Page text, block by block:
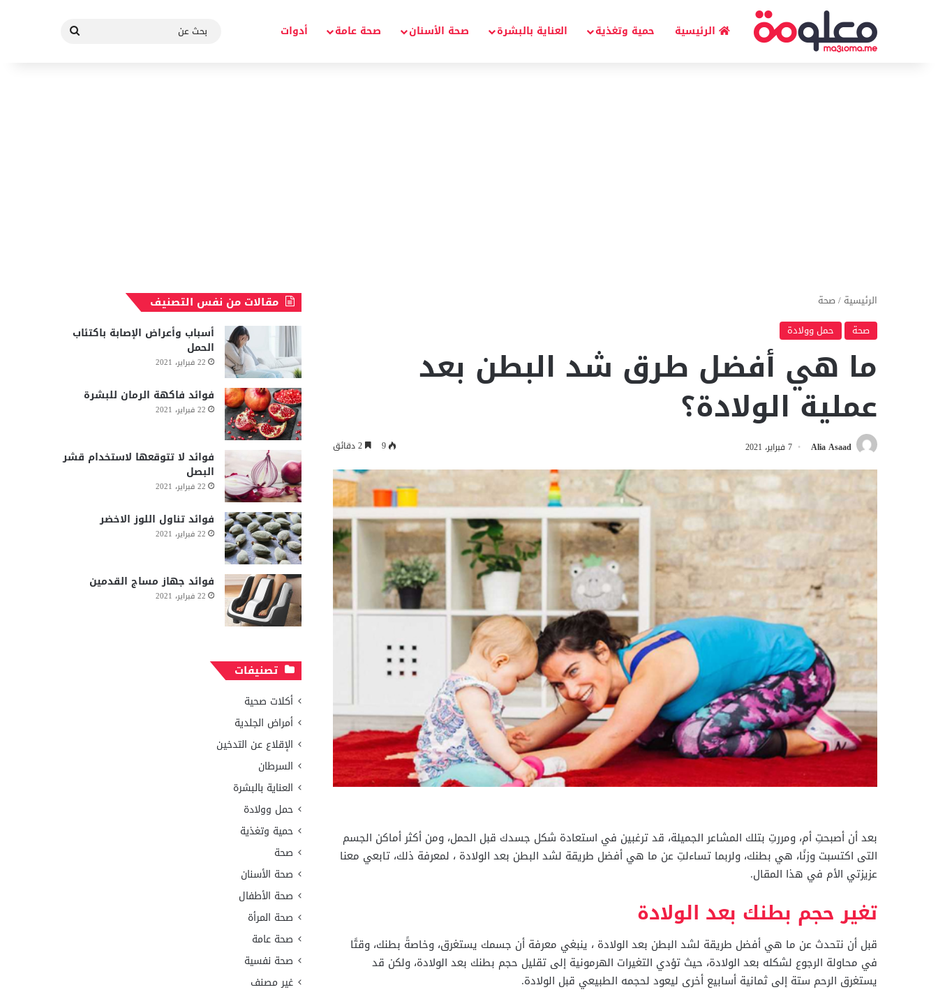
الرئيسية حمية وتغذية العناية بالبشرة صحة الأسنان صحة عامة أدوات
بحث
الرئيسية /صحة
صحة
حمل وولادة
ما هي أفضل طرق شد البطن بعد
عملية الولادة؟
Alia Asaad 7 فبراير، 2021 9
بعد أن أصبحتِ أم، ومررتِ بتلك المشاعر الجميلة، قد ترغبين في استعادة شكل جسدك قبل الحمل، ومن أكثر أماكن الجسم
التى اكتسبت وزنًا، هي بطنك، ولربما تساءلتِ عن ما هي أفضل طريقة لشد البطن بعد الولادة ، لمعرفة ذلك، تابعي معنا
عزيزتي الأم في هذا المقال.
تغير حجم بطنك بعد الولادة
قبل أن نتحدث عن ما هي أفضل طريقة لشد البطن بعد الولادة ، ينبغي معرفة أن جسمك يستغرق، وخاصةً بطنك، وقتًا
في محاولة الرجوع لشكله بعد الولادة، حيث تؤدي التغيرات الهرمونية إلى تقليل حجم بطنك بعد الولادة، ولكن قد
يستغرق الرحم ستة إلى ثمانية أسابيع أخرى ليعود لحجمه الطبيعي قبل الولادة.
مقالات من نفس التصنيف
أسباب وأعراض الإصابة باكتئاب
الحمل
22 فبراير، 2021
فوائد فاكهة الرمان للبشرة
22 فبراير، 2021
فوائد لا تتوقعها لاستخدام قشر
البصل
22 فبراير، 2021
فوائد تناول اللوز الاخضر
22 فبراير، 2021
فوائد جهاز مساج القدمين
22 فبراير، 2021
تصنيفات
أكلات صحية
أمراض الجلدية
الإقلاع عن التدخين
السرطان
العناية بالبشرة
حمل وولادة
حمية وتغذية
صحة
صحة الأسنان
صحة الأطفال
صحة المرأة
صحة عامة
صحة نفسية
غير مصنف